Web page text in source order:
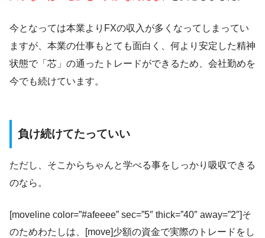
今となっては本業よりFXの収入が多くなってしまってい
ますが、本業の仕事もとても面白く、何より安定した精神
状態で「芯」の通ったトレードができるため、会社勤めを
今でも続けています。
負け続けてたっていい
ただし、そこからちゃんと学べる事をしっかり吸収できる
のなら。
[moveline color=”#afeeee” sec=”5″ thick=”40″ away=”2″]そ
のためわたしは、[move]少額の資金で実際のトレードをし